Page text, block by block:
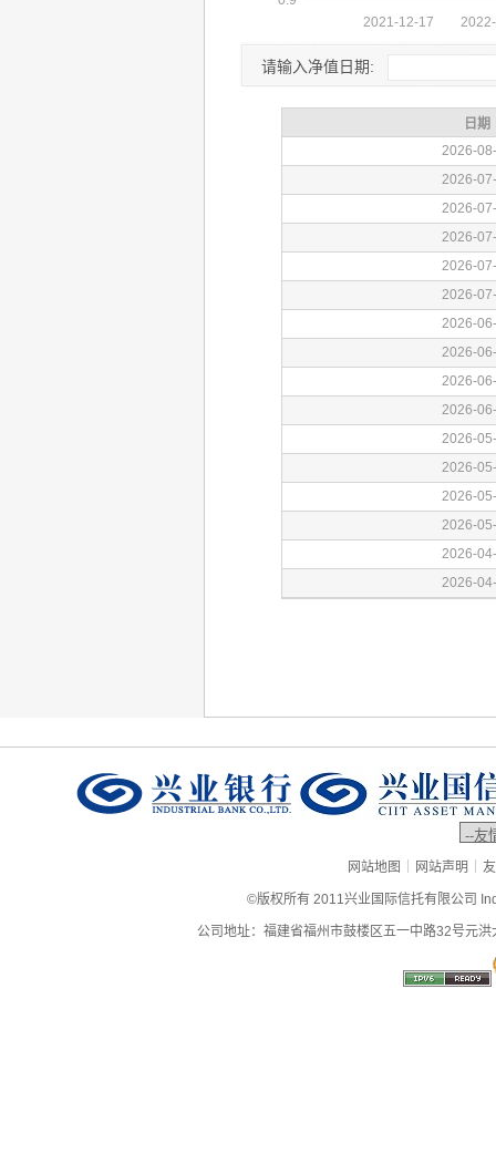
请输入净值日期:
网站地图 | 网站声明 |
©版权所有 2011兴业国际信托有限公司
公司地址：福建省福州市鼓楼区五一中路32号元